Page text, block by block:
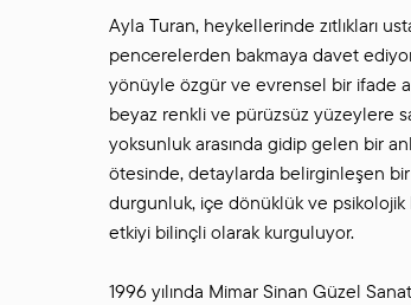
Ayla Turan, heykellerinde zıtlıkları
pencerelerden bakmaya davet
yönüyle özgür ve evrensel bir ifade
beyaz renkli ve pürüzsüz yüzeylere
yoksunluk arasında gidip gelen bir
ötesinde, detaylarda belirginleşen
durgunluk, içe dönüklük ve psikolojik
etkiyi bilinçli olarak kurguluyor.
1996 yılında Mimar Sinan Güzel